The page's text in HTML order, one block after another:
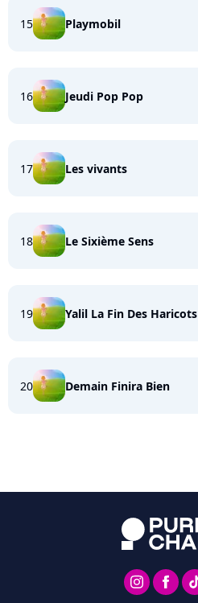
15 Playmobil
16 Jeudi Pop Pop
17 Les vivants
18 Le Sixième Sens
19 Yalil La Fin Des Haricots
20 Demain Finira Bien